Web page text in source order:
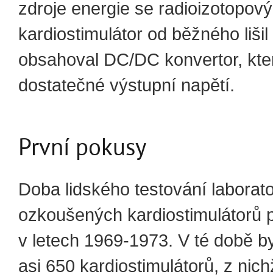
zdroje energie se radioizotopový
kardiostimulátor od běžného
obsahoval DC/DC konvertor,
dostatečné výstupní napětí.
První pokusy
Doba lidského testování
ozkoušených kardiostimulátorů
v letech 1969-1973. V té době
asi 650 kardiostimulátorů, z